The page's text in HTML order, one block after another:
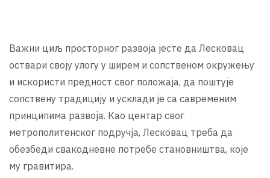
Важни циљ просторног развоја јесте да Лесковац
оствари своју улогу у ширем и сопственом окружењу
и искористи предност свог положаја, да поштује
сопствену традицију и усклади је са савременим
принципима развоја. Као центар свог
метрополитенског подручја, Лесковац треба да
обезбеди свакодневне потребе становништва, које
му гравитира.